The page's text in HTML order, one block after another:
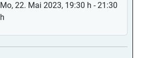
Mo, 22. Mai 2023, 19:30 h -21:30
h